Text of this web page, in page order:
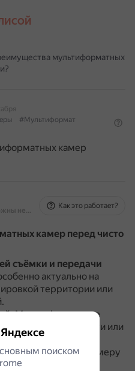
мультиформатных
#Мультиформат
камер
На основе источников, возможны неточности
Как это работает?
камер перед чисто
съёмки и передачи
актуально на
территории или
.Мультиформатные
от отключения сети или
одну камеру
до
поиском